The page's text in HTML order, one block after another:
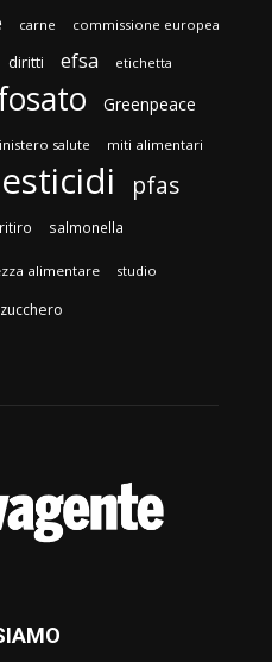
carne commissione europea
diritti efsa etichetta
Greenpeace
salute miti alimentari
pfas
ritiro salmonella
alimentare studio
zucchero